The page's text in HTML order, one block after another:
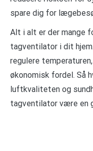
spare dig for
Alt i alt er der mange
tagventilator i dit
regulere
økonomisk fordel. Så
luftkvaliteten og
tagventilator være en